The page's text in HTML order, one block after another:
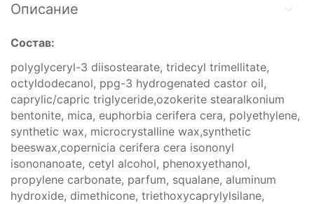
Описание
Состав:
polyglyceryl-3 diisostearate, tridecyl trimellitate,
octyldodecanol, ppg-3 hydrogenated castor oil,
caprylic/capric triglyceride,ozokerite stearalkonium
bentonite, mica, euphorbia cerifera cera, polyethylene,
synthetic wax, microcrystalline wax,synthetic
beeswax,copernicia cerifera cera isononyl
isononanoate, cetyl alcohol, phenoxyethanol,
propylene carbonate, parfum, squalane, aluminum
hydroxide, dimethicone, triethoxycaprylylsilane,